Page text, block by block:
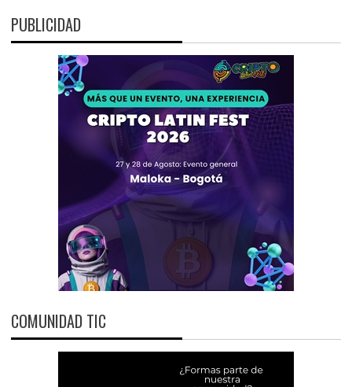
PUBLICIDAD
COMUNIDAD TIC